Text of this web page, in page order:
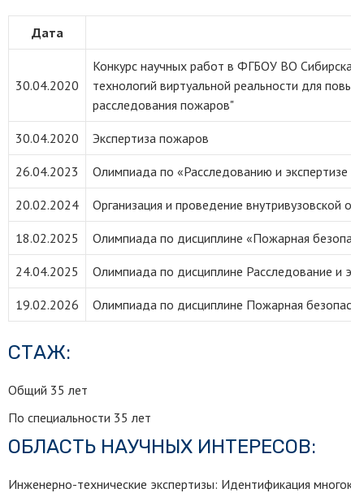
Дата
30.04.2020
Конкурс научных работ в ФГБОУ ВО
технологий виртуальной реальности для
расследования пожаров"
30.04.2020 Экспертиза пожаров
26.04.2023 Олимпиада по «Расследованию и
20.02.2024 Организация и проведение
18.02.2025 Олимпиада по дисциплине «Пожарная
24.04.2025 Олимпиада по дисциплине Расследование и
19.02.2026 Олимпиада по дисциплине Пожарная
СТАЖ:
Общий 35 лет
По специальности 35 лет
ОБЛАСТЬ НАУЧНЫХ ИНТЕРЕСОВ:
Инженерно-технические экспертизы: Идентификация